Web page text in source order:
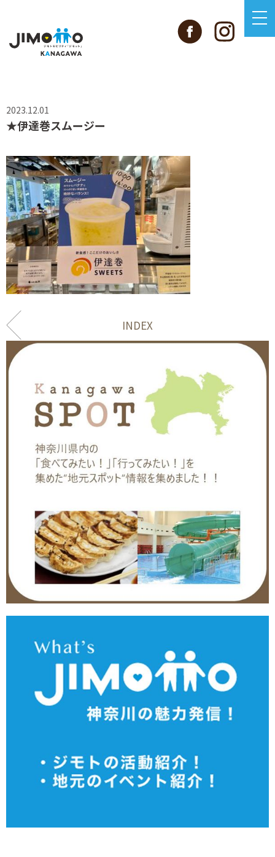
2023.12.01
★伊達巻スムージー
INDEX